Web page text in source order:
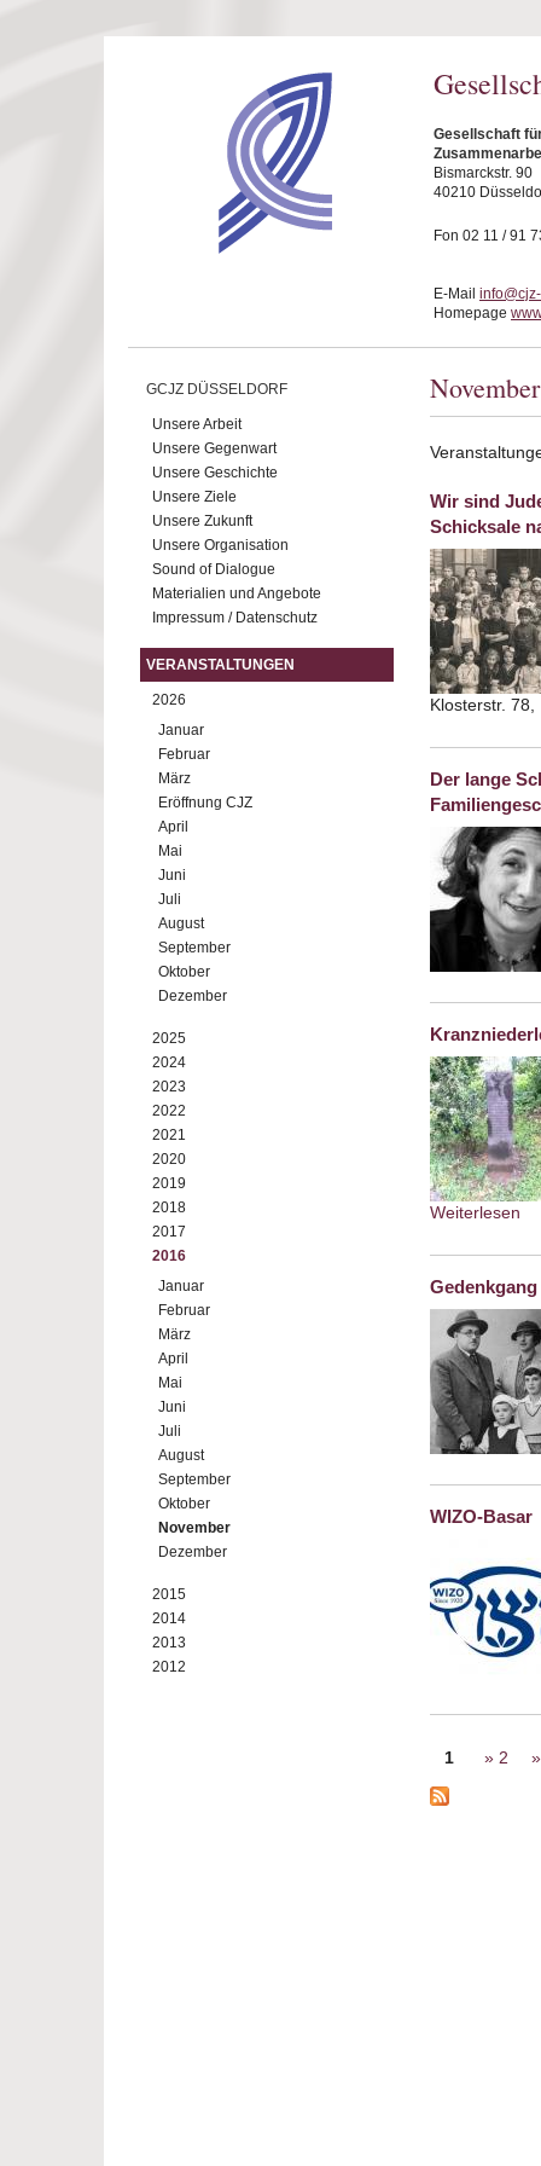
Gesellschaft
Bismarckstr. 90
40210
Fon 02 11 / 91
E-Mail
Homepage
GCJZ DÜSSELDORF
Unsere Arbeit
Unsere Gegenwart
Unsere Geschichte
Unsere Ziele
Unsere Zukunft
Unsere Organisation
Sound of Dialogue
Materialien und Angebote
Impressum / Datenschutz
VERANSTALTUNGEN
2026
Januar
Februar
März
Eröffnung CJZ
April
Mai
Juni
Juli
August
September
Oktober
Dezember
2025
2024
2023
2022
2021
2020
2019
2018
2017
2016
Januar
Februar
März
April
Mai
Juni
Juli
August
September
Oktober
November
Dezember
2015
2014
2013
2012
Wir sind
Schicksale
Klosterstr.
Der lange
Weiterlesen
WIZO-Basar
Seiten
1 2